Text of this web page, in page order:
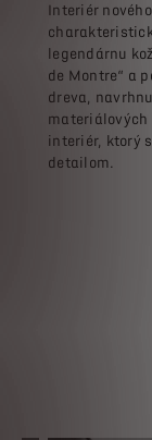
Interiér
legendárnu
de Montre“ a
dreva,
interiér, ktorý
detailom.